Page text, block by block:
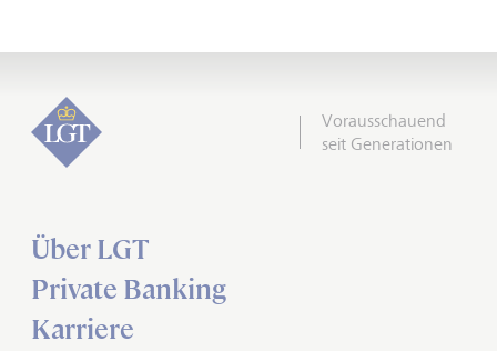
Vorausschauend
seit Generationen
Über LGT
Private Banking
Karriere